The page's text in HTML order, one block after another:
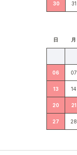
30 31
日 月
06 07
13 14
20 21
27 28